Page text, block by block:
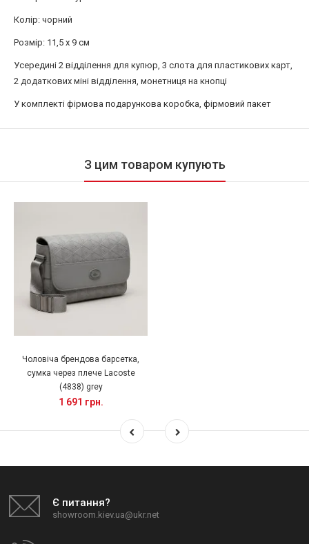
Колір: чорний
Розмір: 11,5 х 9 см
Усередині 2 відділення для купюр, 3 слота для пластикових карт,
2 додаткових міні відділення, монетниця на кнопці
У комплекті фірмова подарункова коробка, фірмовий пакет
З цим товаром купують
Чоловіча брендова барсетка,
сумка через плече Lacoste
(4838) grey
1 691 грн.
Є питання?
showroom.kiev.ua@ukr.net